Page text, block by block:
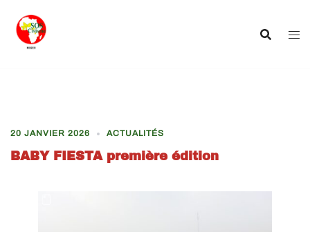
contenu
20 JANVIER 2026 ACTUALITÉS
BABY FIESTA première édition